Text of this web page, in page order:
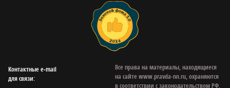
Контактные e‑mail
для связи:
Все права на материалы, находящиеся
на сайте www.pravda-nn.ru, охраняются
в соответствии с законодательством РФ,